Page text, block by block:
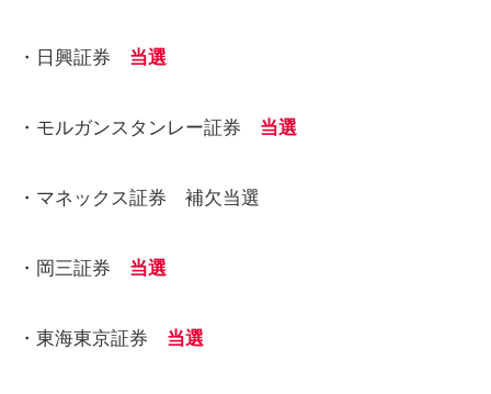
・日興証券 当選
・モルガンスタンレー証券 当選
・マネックス証券 補欠当選
・岡三証券 当選
・東海東京証券 当選